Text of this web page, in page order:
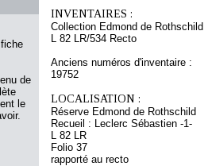
de
le
INVENTAIRES :
Collection Edmond de Rothschild
L 82 LR/534 Recto
Anciens numéros d'inventaire :
19752
LOCALISATION :
Réserve Edmond de Rothschild
Recueil : Leclerc Sébastien -1-
L 82 LR
Folio 37
rapporté au recto